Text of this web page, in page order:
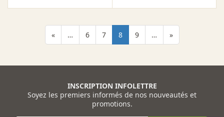
« … 6 7 8 9 … »
INSCRIPTION INFOLETTRE
Soyez les premiers informés de nos nouveautés et
promotions.